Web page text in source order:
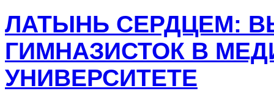
ЛАТЫНЬ СЕРДЦЕМ:
ГИМНАЗИСТОК В
УНИВЕРСИТЕТЕ